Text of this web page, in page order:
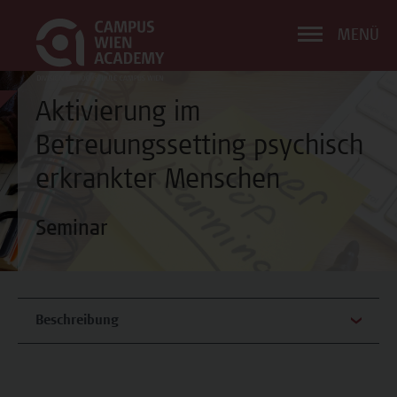
MENÜ
Aktivierung im
Betreuungssetting psychisch
erkrankter Menschen
Seminar
Beschreibung